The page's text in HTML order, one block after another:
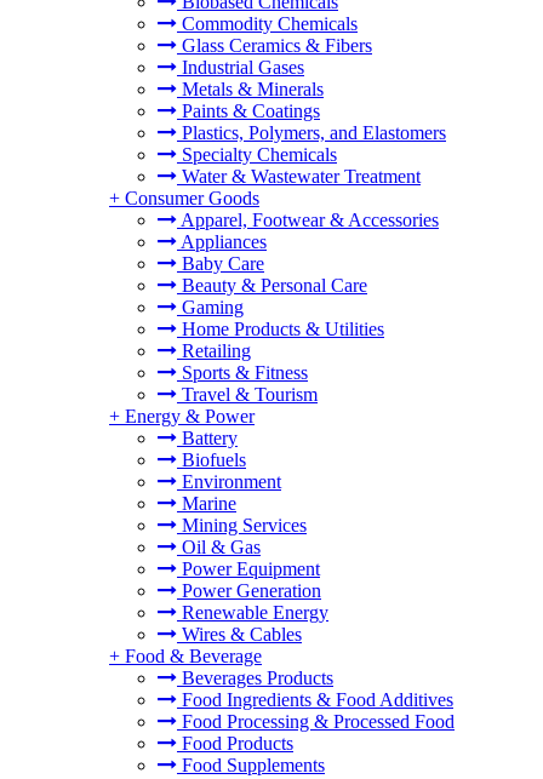
Commodity Chemicals
Glass Ceramics & Fibers
Industrial Gases
Metals & Minerals
Paints & Coatings
Plastics, Polymers, and Elastomers
Specialty Chemicals
Water & Wastewater Treatment
+ Consumer Goods
Apparel, Footwear & Accessories
Appliances
Baby Care
Beauty & Personal Care
Gaming
Home Products & Utilities
Retailing
Sports & Fitness
Travel & Tourism
+ Energy & Power
Battery
Biofuels
Environment
Marine
Mining Services
Oil & Gas
Power Equipment
Power Generation
Renewable Energy
Wires & Cables
+ Food & Beverage
Beverages Products
Food Ingredients & Food Additives
Food Processing & Processed Food
Food Products
Food Supplements